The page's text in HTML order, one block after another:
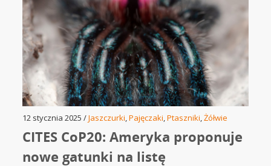
12 stycznia 2025 /Jaszczurki,Pajęczaki,Ptaszniki,Żółwie
CITES CoP20: Ameryka proponuje
nowe gatunki na listę